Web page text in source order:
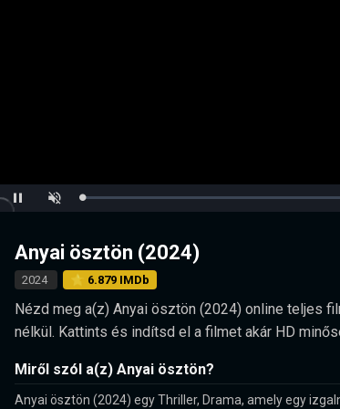
Pause UnmuteLoaded:
Anyai ösztön (2024)
2024 ⭐ 6.879 IMDb
Nézd meg a(z) Anyai ösztön (2024) online teljes
nélkül. Kattints és indítsd el a filmet akár HD
Miről szól a(z) Anyai ösztön?
Anyai ösztön (2024) egy Thriller, Drama, amely egy